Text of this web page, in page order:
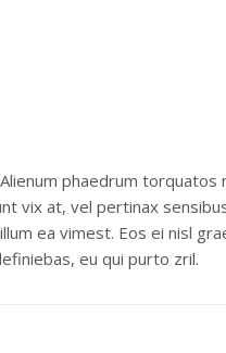
phaedrum torquatos
vix at, vel pertinax
ea vimest. Eos ei nisl
eu qui purto zril.